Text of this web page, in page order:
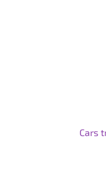
Cars